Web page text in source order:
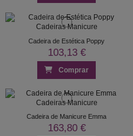
Cadeira de Estética Poppy
103,13 €
Comprar
Cadeira de Manicure Emma
163,80 €